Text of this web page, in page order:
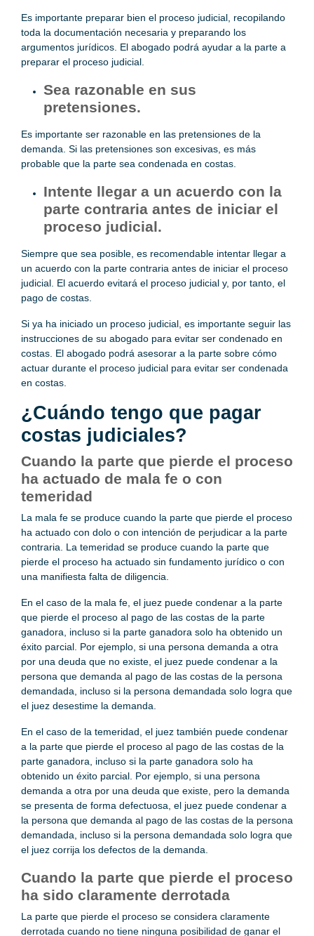
Es importante preparar bien el proceso judicial, recopilando
toda la documentación necesaria y preparando los
argumentos jurídicos. El abogado podrá ayudar a la parte a
preparar el proceso judicial.
Sea razonable en sus
pretensiones.
Es importante ser razonable en las pretensiones de la
demanda. Si las pretensiones son excesivas, es más
probable que la parte sea condenada en costas.
Intente llegar a un acuerdo con la
parte contraria antes de iniciar el
proceso judicial.
Siempre que sea posible, es recomendable intentar llegar a
un acuerdo con la parte contraria antes de iniciar el proceso
judicial. El acuerdo evitará el proceso judicial y, por tanto, el
pago de costas.
Si ya ha iniciado un proceso judicial, es importante seguir las
instrucciones de su abogado para evitar ser condenado en
costas. El abogado podrá asesorar a la parte sobre cómo
actuar durante el proceso judicial para evitar ser condenada
en costas.
¿Cuándo tengo que pagar
costas judiciales?
Cuando la parte que pierde el proceso
ha actuado de mala fe o con
temeridad
La mala fe se produce cuando la parte que pierde el proceso
ha actuado con dolo o con intención de perjudicar a la parte
contraria. La temeridad se produce cuando la parte que
pierde el proceso ha actuado sin fundamento jurídico o con
una manifiesta falta de diligencia.
En el caso de la mala fe, el juez puede condenar a la parte
que pierde el proceso al pago de las costas de la parte
ganadora, incluso si la parte ganadora solo ha obtenido un
éxito parcial. Por ejemplo, si una persona demanda a otra
por una deuda que no existe, el juez puede condenar a la
persona que demanda al pago de las costas de la persona
demandada, incluso si la persona demandada solo logra que
el juez desestime la demanda.
En el caso de la temeridad, el juez también puede condenar
a la parte que pierde el proceso al pago de las costas de la
parte ganadora, incluso si la parte ganadora solo ha
obtenido un éxito parcial. Por ejemplo, si una persona
demanda a otra por una deuda que existe, pero la demanda
se presenta de forma defectuosa, el juez puede condenar a
la persona que demanda al pago de las costas de la persona
demandada, incluso si la persona demandada solo logra que
el juez corrija los defectos de la demanda.
Cuando la parte que pierde el proceso
ha sido claramente derrotada
La parte que pierde el proceso se considera claramente
derrotada cuando no tiene ninguna posibilidad de ganar el